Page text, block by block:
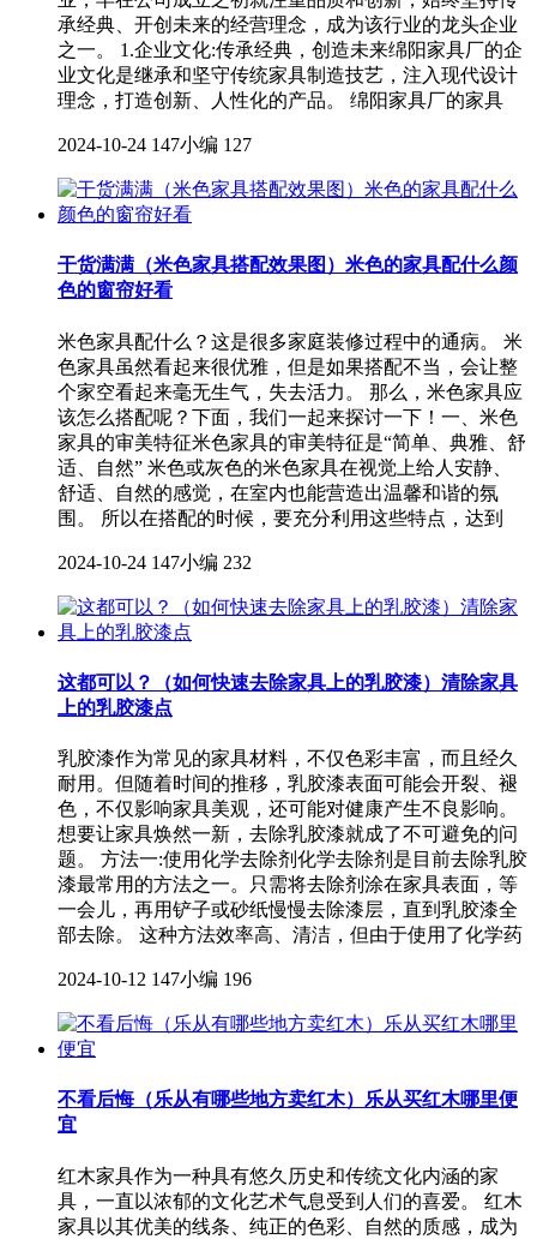
承经典、开创未来的经营理念，成为该行业的龙头企业
之一。 1.企业文化:传承经典，创造未来绵阳家具厂的企
业文化是继承和坚守传统家具制造技艺，注入现代设计
理念，打造创新、人性化的产品。 绵阳家具厂的家具
2024-10-24 147小编 127
干货满满（米色家具搭配效果图）米色的家具配什么颜
色的窗帘好看
米色家具配什么？这是很多家庭装修过程中的通病。 米
色家具虽然看起来很优雅，但是如果搭配不当，会让整
个家空看起来毫无生气，失去活力。 那么，米色家具应
该怎么搭配呢？下面，我们一起来探讨一下！一、米色
家具的审美特征米色家具的审美特征是“简单、典雅、舒
适、自然” 米色或灰色的米色家具在视觉上给人安静、
舒适、自然的感觉，在室内也能营造出温馨和谐的氛
围。 所以在搭配的时候，要充分利用这些特点，达到
2024-10-24 147小编 232
这都可以？（如何快速去除家具上的乳胶漆）清除家具
上的乳胶漆点
乳胶漆作为常见的家具材料，不仅色彩丰富，而且经久
耐用。但随着时间的推移，乳胶漆表面可能会开裂、褪
色，不仅影响家具美观，还可能对健康产生不良影响。
想要让家具焕然一新，去除乳胶漆就成了不可避免的问
题。 方法一:使用化学去除剂化学去除剂是目前去除乳胶
漆最常用的方法之一。只需将去除剂涂在家具表面，等
一会儿，再用铲子或砂纸慢慢去除漆层，直到乳胶漆全
部去除。 这种方法效率高、清洁，但由于使用了化学药
2024-10-12 147小编 196
不看后悔（乐从有哪些地方卖红木）乐从买红木哪里便
宜
红木家具作为一种具有悠久历史和传统文化内涵的家
具，一直以浓郁的文化艺术气息受到人们的喜爱。 红木
家具以其优美的线条、纯正的色彩、自然的质感，成为